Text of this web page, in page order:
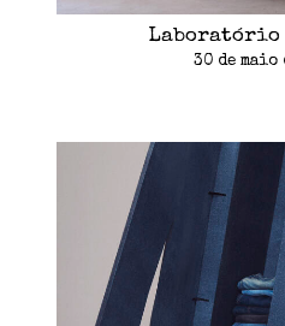
Laboratório
30 de maio